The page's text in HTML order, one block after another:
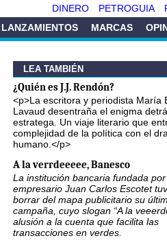
PETROGUIA
DINERO
LANZAMIENTOS MARCAS
LEA TAMBIÉN
¿Quién es J.J. Rendón?
<p>La escritora y periodista María
Lavaud desentraña el enigma
estratega. Un viaje literario que
complejidad de la política con el
humano.</p>
A la verrdeeeee, Banesco
La institución bancaria fundada
empresario Juan Carlos Escotet
borrar del mapa publicitario su
campaña, cuyo slogan “A la
alusión a la cuenta que facilita las
transacciones en verdes.